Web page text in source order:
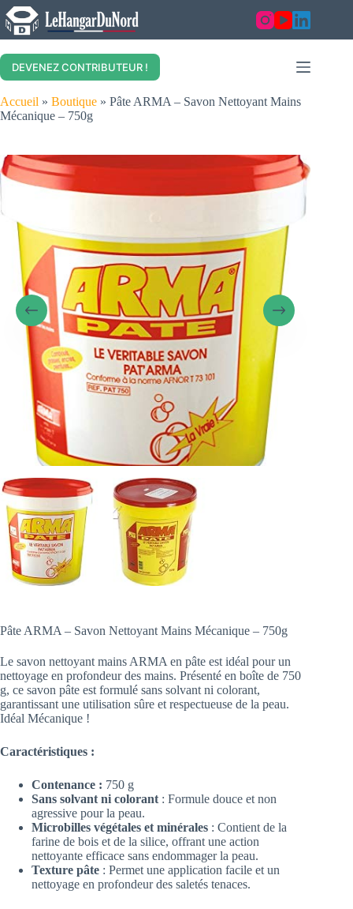
Skip
to
content
DEVENEZ CONTRIBUTEUR !
Accueil » Boutique » Pâte ARMA – Savon Nettoyant Mains
Mécanique – 750g
Pâte ARMA – Savon Nettoyant Mains Mécanique – 750g
Le savon nettoyant mains ARMA en pâte est idéal pour un
nettoyage en profondeur des mains. Présenté en boîte de 750
g, ce savon pâte est formulé sans solvant ni colorant,
garantissant une utilisation sûre et respectueuse de la peau.
Idéal Mécanique !
Caractéristiques :
Contenance : 750 g
Sans solvant ni colorant : Formule douce et non
agressive pour la peau.
Microbilles végétales et minérales : Contient de la
farine de bois et de la silice, offrant une action
nettoyante efficace sans endommager la peau.
Texture pâte : Permet une application facile et un
nettoyage en profondeur des saletés tenaces.